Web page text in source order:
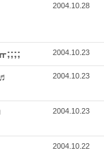
2004.10.28
;;;; 2004.10.23
2004.10.23
2004.10.23
2004.10.22